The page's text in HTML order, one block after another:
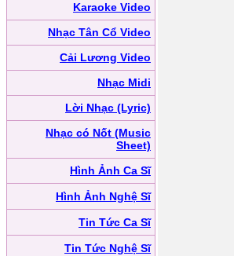
Karaoke Video
Nhạc Tân Cổ Video
Cải Lương Video
Nhạc Midi
Lời Nhạc (Lyric)
Nhạc có Nốt (Music
Sheet)
Hình Ảnh Ca Sĩ
Hình Ảnh Nghệ Sĩ
Tin Tức Ca Sĩ
Tin Tức Nghệ Sĩ